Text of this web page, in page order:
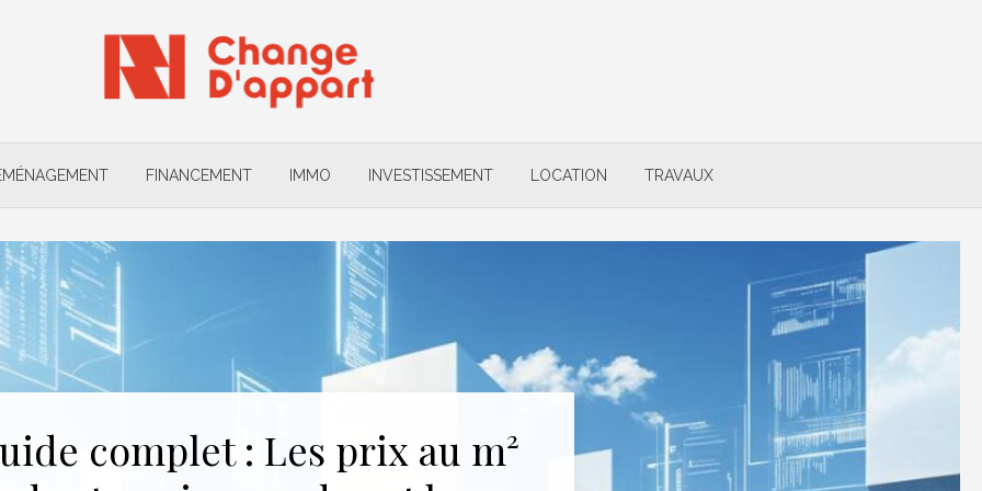
FINANCEMENT IMMO INVESTISSEMENT LOCATION TRAVAUX
complet : Les prix au m²